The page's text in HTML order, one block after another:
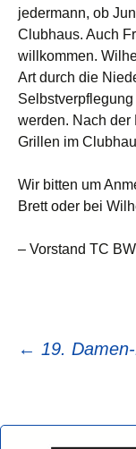
jedermann, ob
Clubhaus. Auch
willkommen.
Art durch die
werden. Nach der
Grillen im
Wir bitten um
Brett oder bei
– Vorstand TC
← 19.